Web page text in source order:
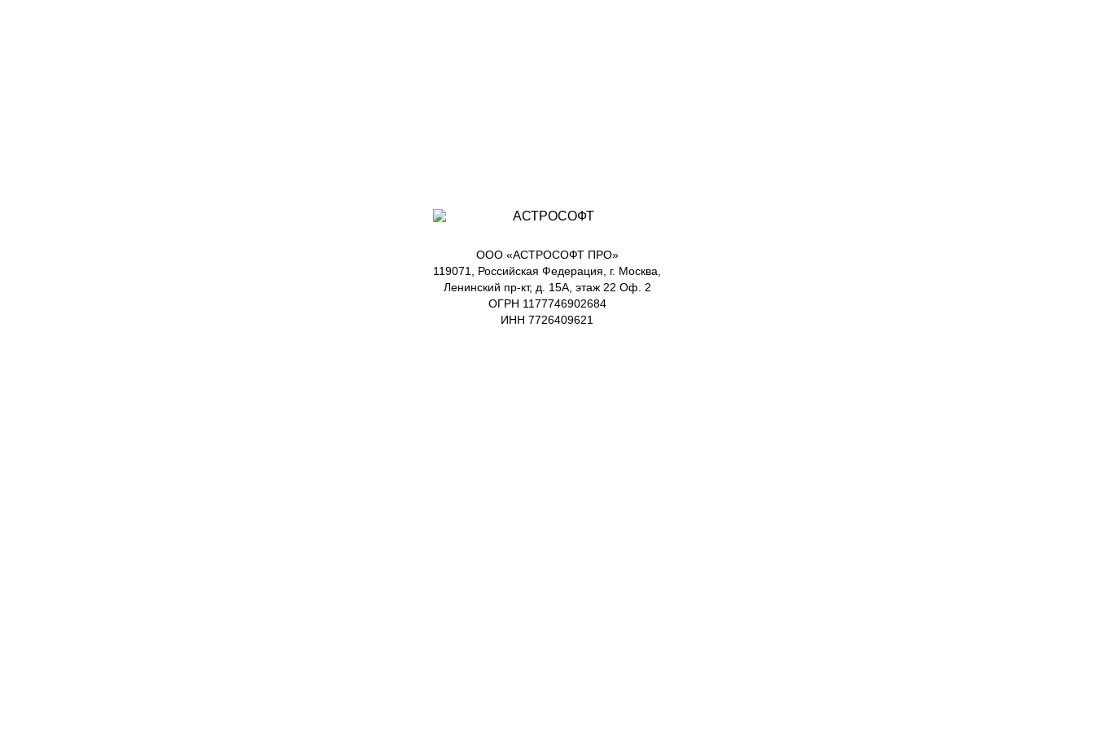
ООО «АСТРОСОФТ ПРО»
119071, Российская Федерация, г. Москва,
Ленинский пр-кт, д. 15А, этаж 22 Оф. 2
ОГРН 1177746902684
ИНН 7726409621